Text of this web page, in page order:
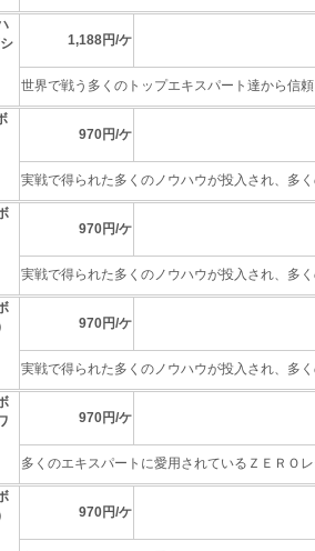
1,188円/ケ
世界で戦う多くのトップエキスパート達から信
970円/ケ
実戦で得られた多くのノウハウが投入され、多
970円/ケ
実戦で得られた多くのノウハウが投入され、多
970円/ケ
実戦で得られた多くのノウハウが投入され、多
970円/ケ
多くのエキスパートに愛用されているＺＥＲＯ
970円/ケ